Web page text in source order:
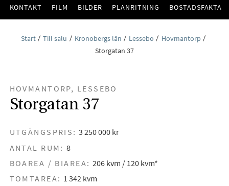
KONTAKT FILM BILDER PLANRITNING BOSTADSFAKTA
Start Till salu Kronobergs län Lessebo
Hovmantorp
Storgatan 37
HOVMANTORP, LESSEBO
Storgatan 37
UTGÅNGSPRIS: 3 250 000 kr
ANTAL RUM: 8
BOAREA / BIAREA: 206 kvm / 120 kvm*
TOMTAREA: 1 342 kvm